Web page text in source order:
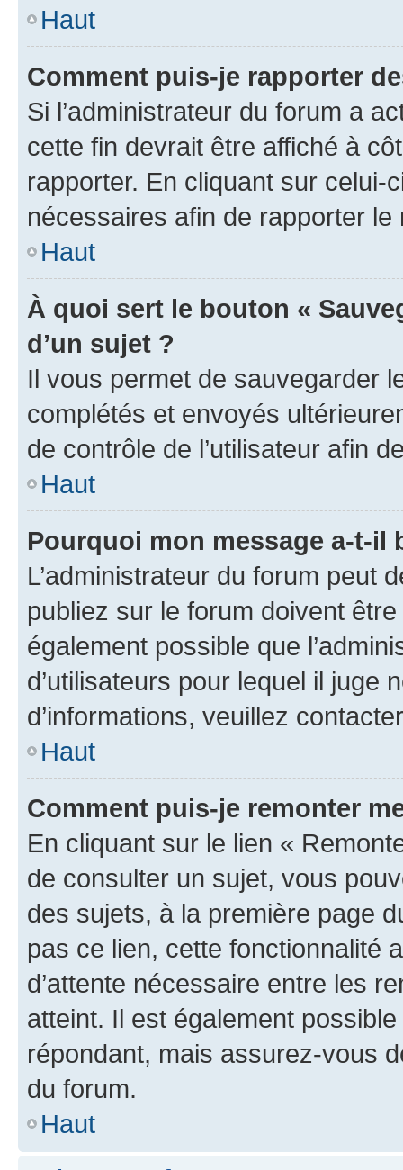
Haut
Comment puis-je rapporter
Si l’administrateur du forum a
cette fin devrait être affiché à
rapporter. En cliquant sur
nécessaires afin de rapporter le
Haut
À quoi sert le bouton «
d’un sujet ?
Il vous permet de sauvegarder
complétés et envoyés
de contrôle de l’utilisateur afin
Haut
Pourquoi mon message a-t-il
L’administrateur du forum peut
publiez sur le forum doivent
également possible que
d’utilisateurs pour lequel il juge
d’informations, veuillez
Haut
Comment puis-je remonter
En cliquant sur le lien «
de consulter un sujet, vous
des sujets, à la première page
pas ce lien, cette fonctionnalité
d’attente nécessaire entre les
atteint. Il est également
répondant, mais assurez-vous
du forum.
Haut